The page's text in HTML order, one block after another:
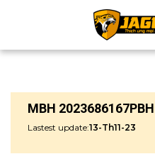
MBH 2023686167PBH
Lastest update:13-Th11-23